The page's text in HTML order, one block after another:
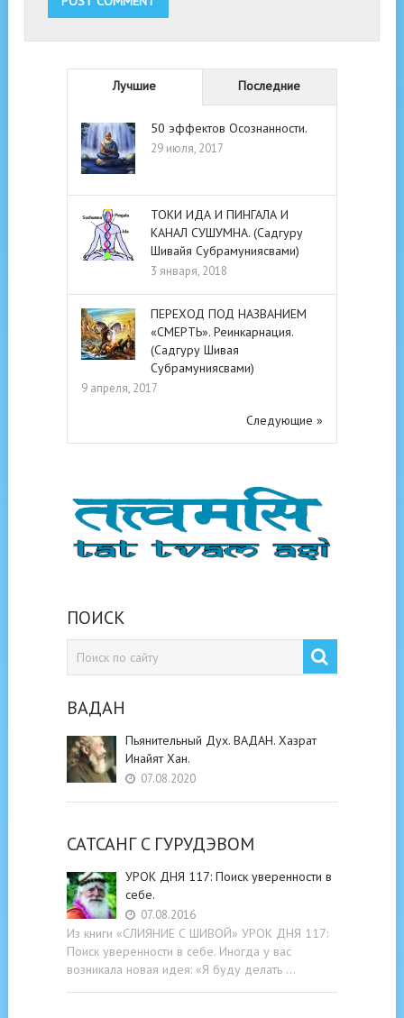
Лучшие Последние
50 эффектов Осознанности.
29 июля, 2017
ТОКИ ИДА И ПИНГАЛА И
КАНАЛ СУШУМНА. (Садгуру
Шивайя Субрамуниясвами)
3 января, 2018
ПЕРЕХОД ПОД НАЗВАНИЕМ
«СМЕРТЬ». Реинкарнация.
(Садгуру Шивая
Субрамуниясвами)
9 апреля, 2017
Следующие »
ПОИСК
ВАДАН
Пьянительный Дух. ВАДАН. Хазрат
Инайят Хан.
07.08.2020
САТСАНГ C ГУРУДЭВОМ
УРОК ДНЯ 117: Поиск уверенности в
себе.
07.08.2016
Из книги «СЛИЯНИЕ С ШИВОЙ» УРОК ДНЯ 117:
Поиск уверенности в себе. Иногда у вас
возникала новая идея: «Я буду делать …